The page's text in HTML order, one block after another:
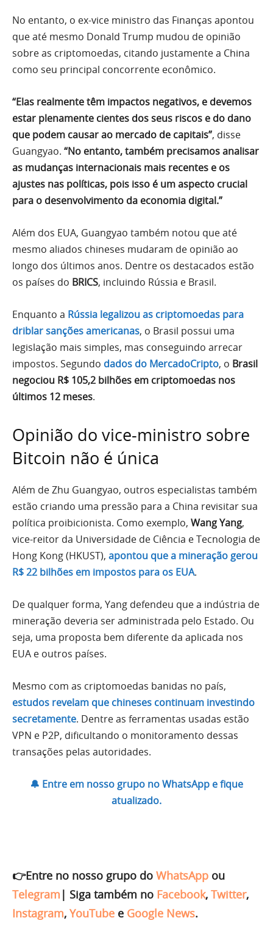
No entanto, o ex-vice ministro das Finanças apontou
que até mesmo Donald Trump mudou de opinião
sobre as criptomoedas, citando justamente a China
como seu principal concorrente econômico.
“Elas realmente têm impactos negativos, e devemos
estar plenamente cientes dos seus riscos e do dano
que podem causar ao mercado de capitais”, disse
Guangyao. “No entanto, também precisamos analisar
as mudanças internacionais mais recentes e os
ajustes nas políticas, pois isso é um aspecto crucial
para o desenvolvimento da economia digital.”
Além dos EUA, Guangyao também notou que até
mesmo aliados chineses mudaram de opinião ao
longo dos últimos anos. Dentre os destacados estão
os países do BRICS, incluindo Rússia e Brasil.
Enquanto a Rússia legalizou as criptomoedas para
driblar sanções americanas, o Brasil possui uma
legislação mais simples, mas conseguindo arrecar
impostos. Segundo dados do MercadoCripto, o Brasil
negociou R$ 105,2 bilhões em criptomoedas nos
últimos 12 meses.
Opinião do vice-ministro sobre
Bitcoin não é única
Além de Zhu Guangyao, outros especialistas também
estão criando uma pressão para a China revisitar sua
política proibicionista. Como exemplo, Wang Yang,
vice-reitor da Universidade de Ciência e Tecnologia de
Hong Kong (HKUST), apontou que a mineração gerou
R$ 22 bilhões em impostos para os EUA.
De qualquer forma, Yang defendeu que a indústria de
mineração deveria ser administrada pelo Estado. Ou
seja, uma proposta bem diferente da aplicada nos
EUA e outros países.
Mesmo com as criptomoedas banidas no país,
estudos revelam que chineses continuam investindo
secretamente. Dentre as ferramentas usadas estão
VPN e P2P, dificultando o monitoramento dessas
transações pelas autoridades.
🔔 Entre em nosso grupo no WhatsApp e fique
atualizado.
👉Entre no nosso grupo do WhatsApp ou
Telegram | Siga também no Facebook, Twitter,
Instagram, YouTube e Google News.